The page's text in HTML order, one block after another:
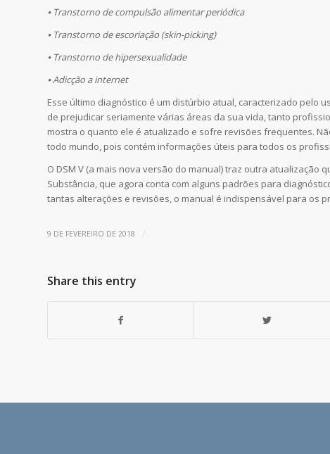
⦁ Transtorno de compulsão alimentar periódica
⦁ Transtorno de escoriação (skin-picking)
⦁ Transtorno de hipersexualidade
⦁ Adicção a internet
Esse último diagnóstico é um distúrbio atual, caracterizado pelo
de prejudicar seriamente várias áreas da sua vida, tanto
mostra o quanto ele é atualizado e sofre revisões frequentes.
todo mundo, pois contém informações úteis para todos os
O DSM V (a mais nova versão do manual) traz outra atualização
Substância, que agora conta com alguns padrões para
tantas alterações e revisões, o manual é indispensável para os
9 DE FEVEREIRO DE 2018 /
Share this entry